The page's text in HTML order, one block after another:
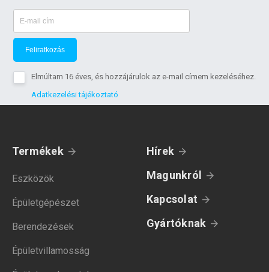
Feliratkozás
Elmúltam 16 éves, és hozzájárulok az e-mail címem kezeléséhez.
Adatkezelési tájékoztató
Termékek
Eszközök
Épületgépészet
Berendezések
Épületvillamosság
Hírek
Magunkról
Kapcsolat
Gyártóknak